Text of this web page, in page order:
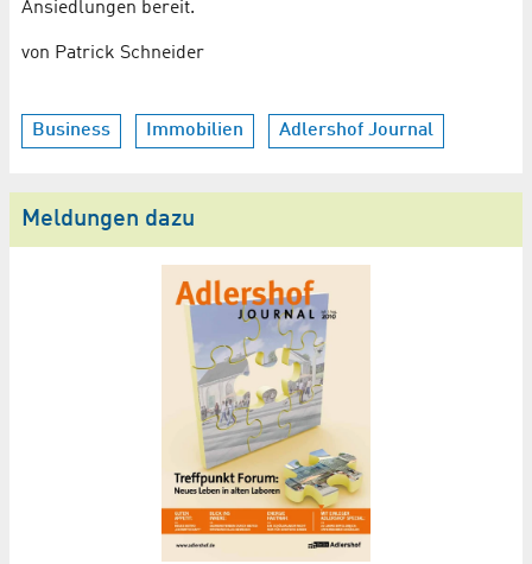
Ansiedlungen bereit.
von Patrick Schneider
Business Immobilien Adlershof Journal
Meldungen dazu